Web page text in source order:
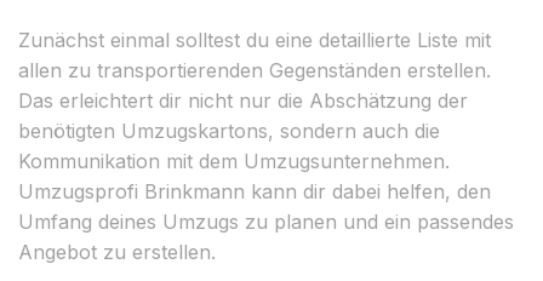
Zunächst einmal solltest du eine detaillierte Liste mit
allen zu transportierenden Gegenständen erstellen.
Das erleichtert dir nicht nur die Abschätzung der
benötigten Umzugskartons, sondern auch die
Kommunikation mit dem Umzugsunternehmen.
Umzugsprofi Brinkmann kann dir dabei helfen, den
Umfang deines Umzugs zu planen und ein passendes
Angebot zu erstellen.